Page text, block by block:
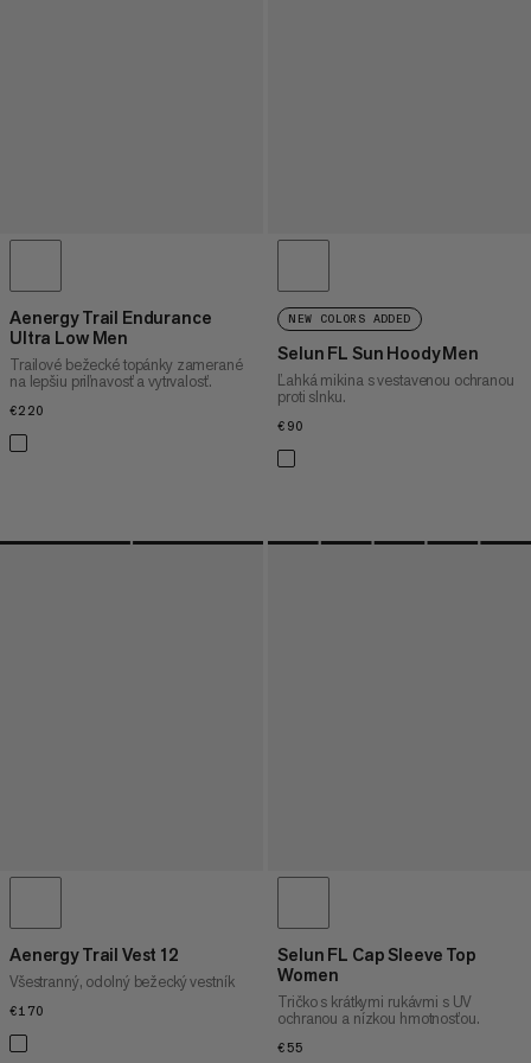
Aenergy Trail Endurance
Ultra Low Men
Trailové bežecké topánky zamerané
na lepšiu priľnavosť a vytrvalosť.
€220
NEW COLORS ADDED
Selun FL Sun Hoody Men
Ľahká mikina s vestavenou ochranou
proti slnku.
€90
Aenergy Trail Vest 12
Všestranný, odolný bežecký vestník
€170
Selun FL Cap Sleeve Top
Women
Tričko s krátkymi rukávmi s UV
ochranou a nízkou hmotnosťou.
€55